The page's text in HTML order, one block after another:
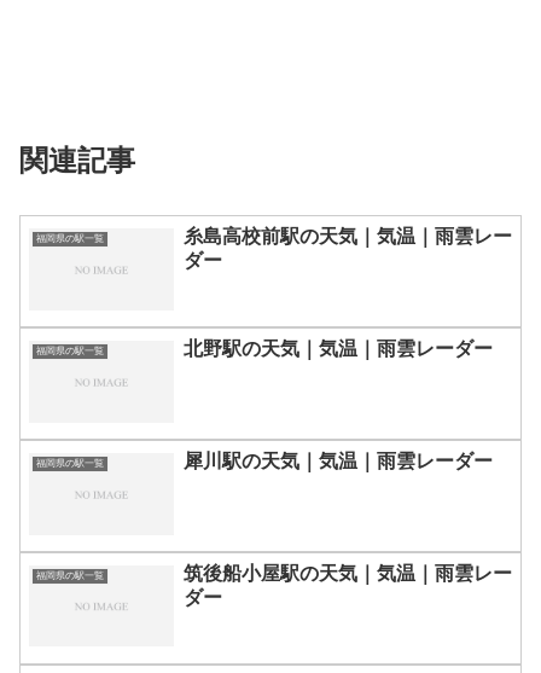
関連記事
福岡県の駅一覧
糸島高校前駅の天気｜気温｜雨雲レー
ダー
福岡県の駅一覧 北野駅の天気｜気温｜雨雲レーダー
福岡県の駅一覧 犀川駅の天気｜気温｜雨雲レーダー
福岡県の駅一覧
筑後船小屋駅の天気｜気温｜雨雲レー
ダー